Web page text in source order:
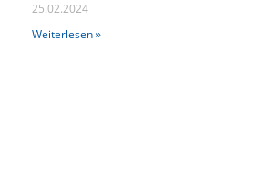
25.02.2024
Weiterlesen »